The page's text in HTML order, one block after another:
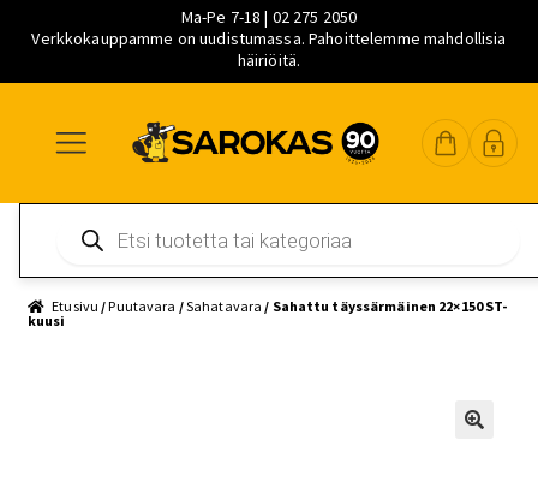
Ma-Pe 7-18 | 02 275 2050
Verkkokauppamme on uudistumassa. Pahoittelemme mahdollisia
häiriöitä.
navigointiin
sisältöön
pääsisältöön
search
Etusivu /Puutavara /Sahatavara / Sahattu täyssärmäinen 22×150 ST-
kuusi